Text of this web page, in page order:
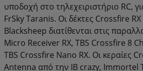
υποδοχή στο τηλεχειριστήριο RC,
FrSky Taranis. Οι δέκτες Crossfire
Blacksheep διατίθενται στις
Micro Receiver RX, TBS Crossfire 8
TBS Crossfire Nano RX. Οι κεραίες
Antenna από την IB crazy, Immortel